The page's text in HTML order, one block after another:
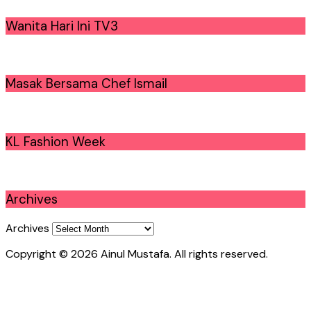
Wanita Hari Ini TV3
Masak Bersama Chef Ismail
KL Fashion Week
Archives
Archives
Copyright © 2026 Ainul Mustafa. All rights reserved.